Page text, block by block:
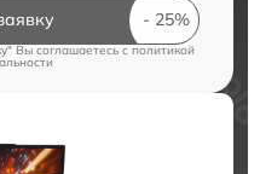
Вы соглашаетесь cполитикой